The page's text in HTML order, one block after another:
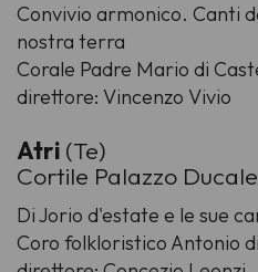
Convivio armonico. Canti
nostra terra
Corale Padre Mario di
direttore: Vincenzo Vivio
Atri (Te)
Cortile Palazzo
Di Jorio d'estate e le sue
Coro folkloristico Antonio